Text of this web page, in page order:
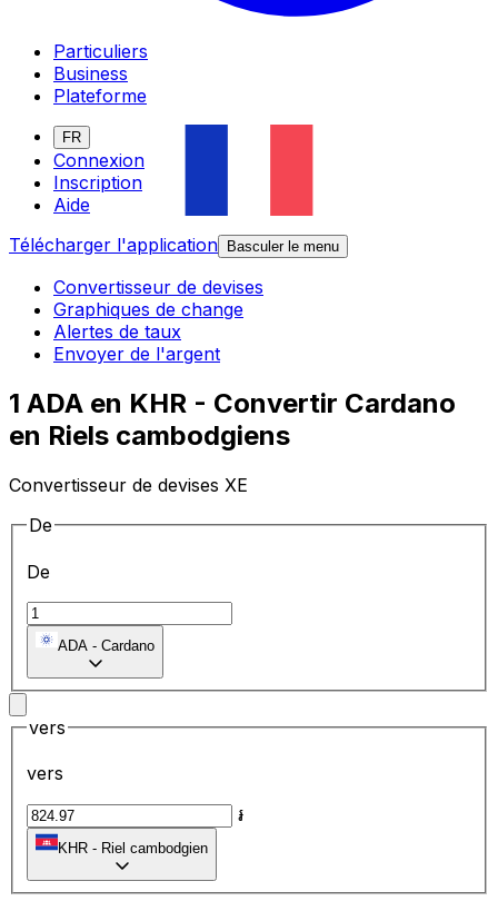
Particuliers
Business
Plateforme
FR
Connexion
Inscription
Aide
Télécharger l'application
Basculer le menu
Convertisseur de devises
Graphiques de change
Alertes de taux
Envoyer de l'argent
1 ADA en KHR - Convertir Cardano
en Riels cambodgiens
Convertisseur de devises XE
De
De
ADA - Cardano
vers
vers
៛
KHR - Riel cambodgien